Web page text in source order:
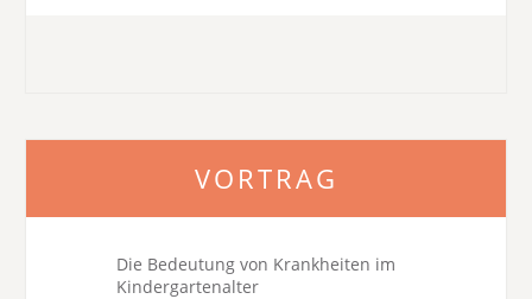
VORTRAG
Die Bedeutung von Krankheiten im
Kindergartenalter